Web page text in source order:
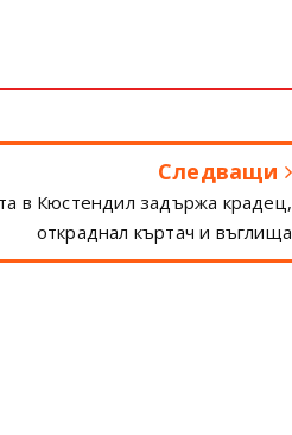
Следващи
в Кюстендил задържа крадец,
откраднал къртач и въглища